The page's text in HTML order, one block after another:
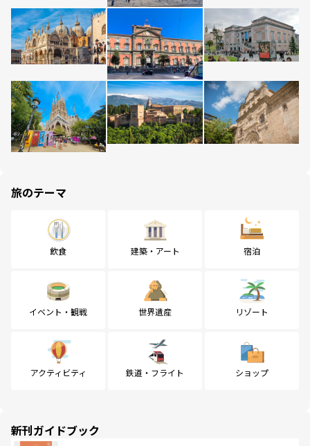
旅のテーマ
飲食 建築・アート 宿泊
イベント・観戦 世界遺産 リゾート
アクティビティ 鉄道・フライト ショップ
新刊ガイドブック